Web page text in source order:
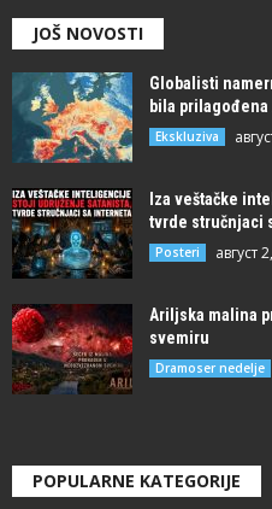
JOŠ NOVOSTI
Globalisti
bila
Ekskluziva
Iza veštačke
tvrde stručnjaci
Posteri август
Ariljska malina
svemiru
Dramoser nedelje
POPULARNE KATEGORIJE